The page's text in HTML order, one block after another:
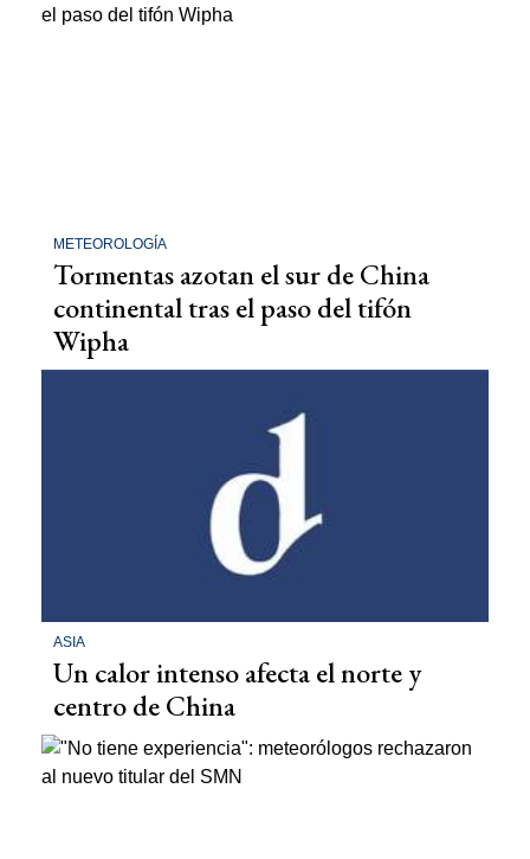
METEOROLOGÍA
Tormentas azotan el sur de China
continental tras el paso del tifón
Wipha
ASIA
Un calor intenso afecta el norte y
centro de China